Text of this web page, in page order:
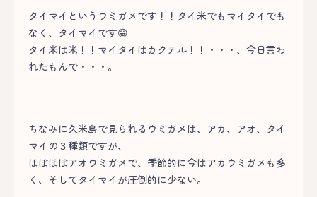
タイマイというウミガメです！！タイ米でもマイタイでも
なく、タイマイです😁
タイ米は米！！マイタイはカクテル！！・・・、今日言わ
れたもんで・・・。
ちなみに久米島で見られるウミガメは、アカ、アオ、タイ
マイの３種類ですが、
ほぼほぼアオウミガメで、季節的に今はアカウミガメも多
く、そしてタイマイが圧倒的に少ない。